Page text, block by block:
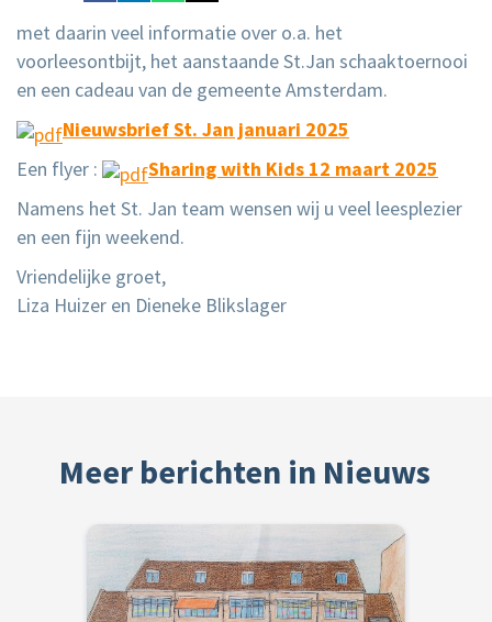
met daarin veel informatie over o.a. het
voorleesontbijt, het aanstaande St.Jan schaaktoernooi
en een cadeau van de gemeente Amsterdam.
Nieuwsbrief St. Jan januari 2025
Een flyer :
Sharing with Kids 12 maart 2025
Namens het St. Jan team wensen wij u veel leesplezier
en een fijn weekend.
Vriendelijke groet,
Liza Huizer en Dieneke Blikslager
Meer berichten in Nieuws